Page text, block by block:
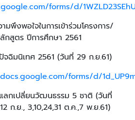
forms/d/
มพึงพอใจในการเข้าร่วมโครงการ/
กสูตร ปีการศึกษา 2561
จฉิมนิเทศ 2561 (วันที่ 29 ก.ย.61)
forms/d/
ลกเปลี่ยนวัฒนธรรม 5 ชาติ (วันที่
ก.ย., 3,10,24,31 ต.ค.,7 พ.ย.61)